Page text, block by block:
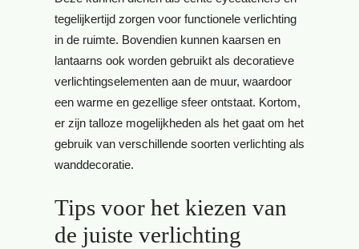
tegelijkertijd zorgen voor functionele verlichting
in de ruimte. Bovendien kunnen kaarsen en
lantaarns ook worden gebruikt als decoratieve
verlichtingselementen aan de muur, waardoor
een warme en gezellige sfeer ontstaat. Kortom,
er zijn talloze mogelijkheden als het gaat om het
gebruik van verschillende soorten verlichting als
wanddecoratie.
Tips voor het kiezen van
de juiste verlichting